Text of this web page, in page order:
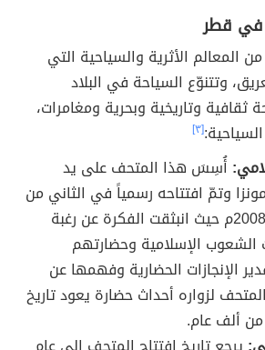
في قطر
المعالم الأثرية والسياحية التي
وتتنوّع السياحة في البلاد
وتاريخية وبحرية ومغامرات،
[٣]
أُسِسَ هذا المتحف على يد
وتمّ افتتاحه رسمياً في الثاني من
شهر نوفمبر عام 2008م حيث انبثقت الفكرة عن رغبة
الشعوب الإسلامية وحضارتهم
الإنجازات الحضارية وفهمها عن
لزواره أحداث حضارة يعود تاريخ
ألف عام.